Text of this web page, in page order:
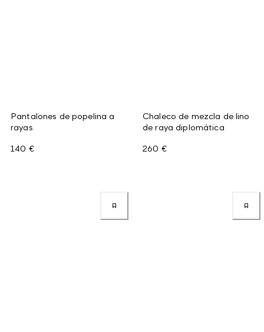
Pantalones de popelina a
rayas
140 €
Chaleco de mezcla de lino
de raya diplomática
260 €